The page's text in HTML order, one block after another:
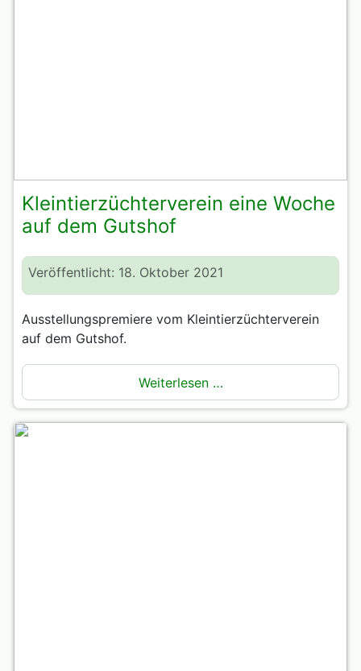
Kleintierzüchterverein eine Woche
auf dem Gutshof
Veröffentlicht: 18. Oktober 2021
Ausstellungspremiere vom Kleintierzüchterverein
auf dem Gutshof.
Weiterlesen …